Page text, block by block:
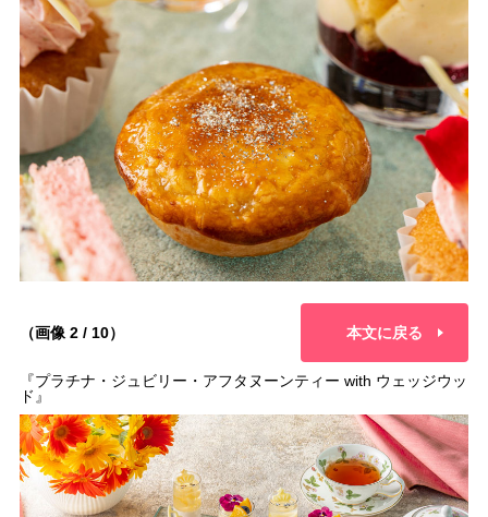
（画像 2 / 10） 本文に戻る
『プラチナ・ジュビリー・アフタヌーンティー with ウェッジウッ
ド』